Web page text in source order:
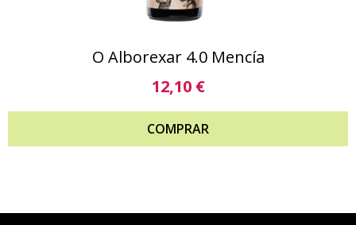
O Alborexar 4.0 Mencía
12,10 €
COMPRAR